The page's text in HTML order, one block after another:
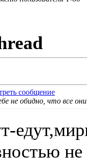
не обидно, что все